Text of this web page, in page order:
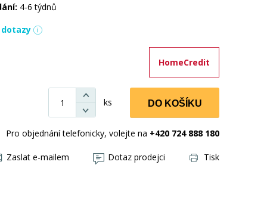
4-6 týdnů
dotazy
HomeCredit
ks DO KOŠÍKU
Pro objednání telefonicky, volejte na +420 724 888 180
Zaslat e-mailem Dotaz prodejci Tisk